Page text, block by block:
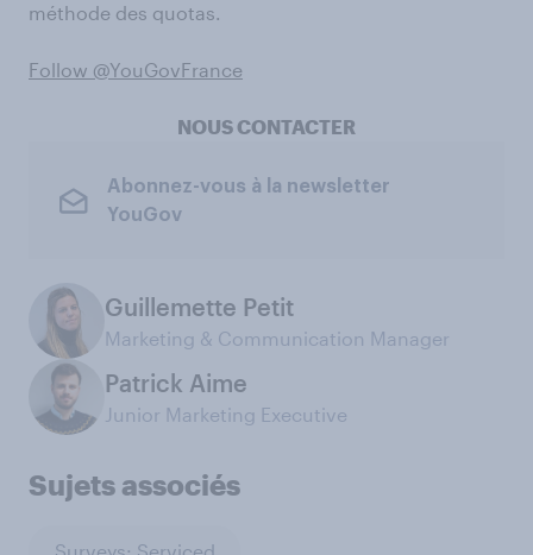
méthode des quotas.
Follow @YouGovFrance
NOUS CONTACTER
Abonnez-vous à la newsletter
YouGov
Guillemette Petit
Marketing & Communication Manager
Patrick Aime
Junior Marketing Executive
Sujets associés